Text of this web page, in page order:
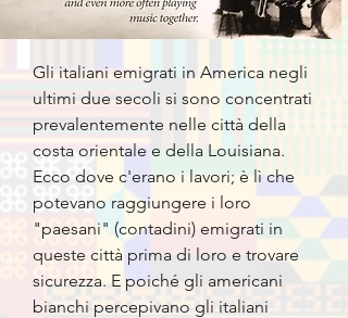
Gli italiani emigrati in America negli
ultimi due secoli si sono concentrati
prevalentemente nelle città della
costa orientale e della Louisiana.
Ecco dove c'erano i lavori; è lì che
potevano raggiungere i loro
"paesani" (contadini) emigrati in
queste città prima di loro e trovare
sicurezza. E poiché gli americani
bianchi percepivano gli italiani